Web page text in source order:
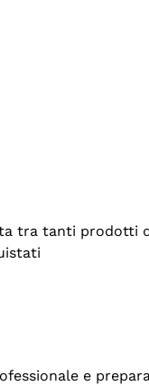
tra tanti prodotti
e